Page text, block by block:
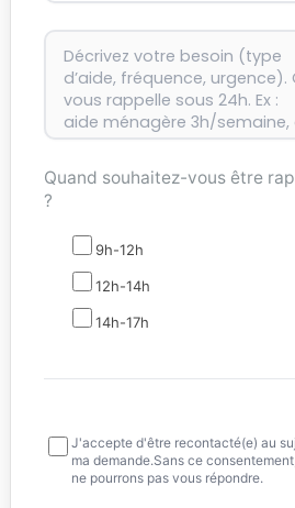
Quand souhaitez-vous être
?
9h-12h
12h-14h
14h-17h
J'accepte d'être recontacté(e) au
ma demande.Sans ce
ne pourrons pas vous répondre.